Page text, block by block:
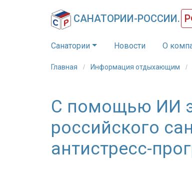
САНАТОРИИ-РОССИИ.
Санатории Новости О
Главная Информация отдыхающим
С помощью ИИ
российского
антистресс-